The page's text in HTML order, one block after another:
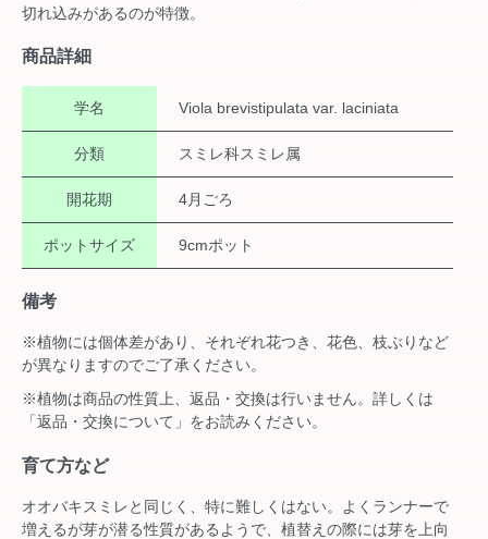
切れ込みがあるのが特徴。
商品詳細
学名 Viola brevistipulata var. laciniata
分類 スミレ科スミレ属
開花期 4月ごろ
ポットサイズ 9cmポット
備考
※植物には個体差があり、それぞれ花つき、花色、枝ぶりなど
が異なりますのでご了承ください。
※植物は商品の性質上、返品・交換は行いません。詳しくは
「返品・交換について」をお読みください。
育て方など
オオバキスミレと同じく、特に難しくはない。よくランナーで
増えるが芽が潜る性質があるようで、植替えの際には芽を上向